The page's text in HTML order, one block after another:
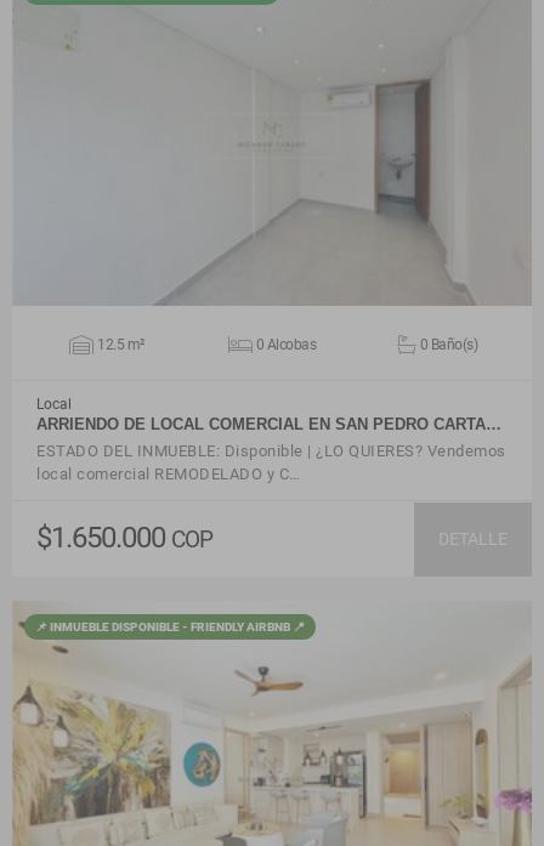
12.5 m² 0 Alcobas 0 Baño(s)
Local
ARRIENDO DE LOCAL COMERCIAL EN SAN PEDRO CARTA…
ESTADO DEL INMUEBLE: Disponible | ¿LO QUIERES? Vendemos
local comercial REMODELADO y C…
$1.650.000 COP DETALLE
📌 INMUEBLE DISPONIBLE - FRIENDLY AIRBNB 📍
VER DETALLES